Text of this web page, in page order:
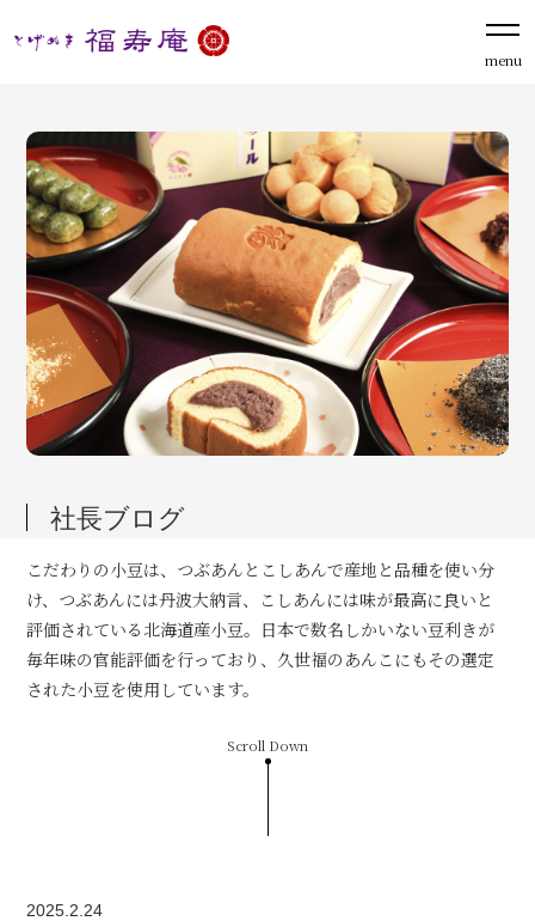
menu
社長ブログ
こだわりの小豆は、つぶあんとこしあんで産地と品種を使い分
け、つぶあんには丹波大納言、こしあんには味が最高に良いと
評価されている北海道産小豆。日本で数名しかいない豆利きが
毎年味の官能評価を行っており、久世福のあんこにもその選定
された小豆を使用しています。
Scroll Down
2025.2.24